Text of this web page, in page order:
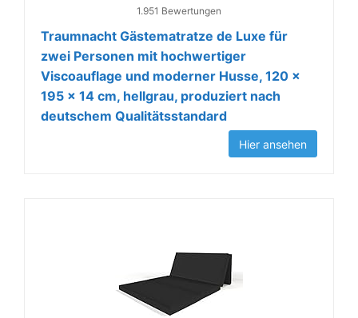
1.951 Bewertungen
Traumnacht Gästematratze de Luxe für
zwei Personen mit hochwertiger
Viscoauflage und moderner Husse, 120 x
195 x 14 cm, hellgrau, produziert nach
deutschem Qualitätsstandard
Hier ansehen